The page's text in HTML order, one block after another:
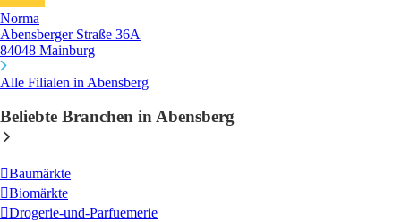
Norma
Abensberger Straße 36A
84048 Mainburg
Alle Filialen in Abensberg
Beliebte Branchen in Abensberg
Baumärkte
Biomärkte
Drogerie-und-Parfuemerie